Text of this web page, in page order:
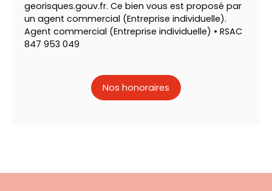
georisques.gouv.fr. Ce bien vous est proposé par
un agent commercial (Entreprise individuelle).
Agent commercial (Entreprise individuelle) • RSAC
847 953 049
Nos honoraires